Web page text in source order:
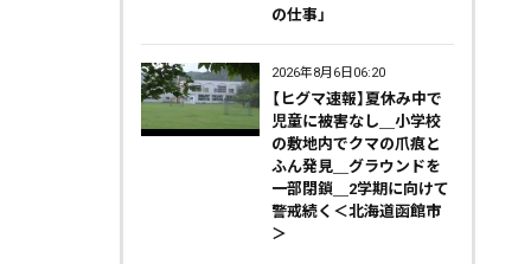
の仕事」
2026年8月6日06:20
【ヒグマ速報】夏休み中で
児童に被害なし＿小学校
の敷地内でクマの爪痕と
ふん発見＿グラウンドを
一部閉鎖＿2学期に向けて
警戒続く＜北海道函館市
＞